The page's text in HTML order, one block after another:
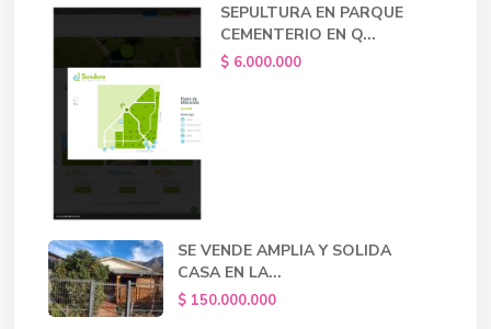
SEPULTURA EN PARQUE
CEMENTERIO EN Q...
$ 6.000.000
SE VENDE AMPLIA Y SOLIDA
CASA EN LA...
$ 150.000.000